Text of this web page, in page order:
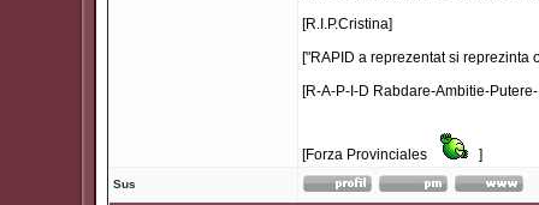
[R.I.P.Cristina]
["RAPID a reprezentat si reprezinta
[R-A-P-I-D Rabdare-Ambitie-
[Forza Provinciales ]
Sus